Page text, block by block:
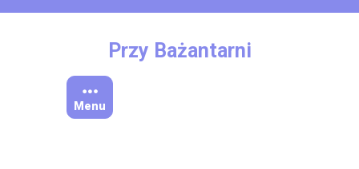
Przy Bażantarni
Menu